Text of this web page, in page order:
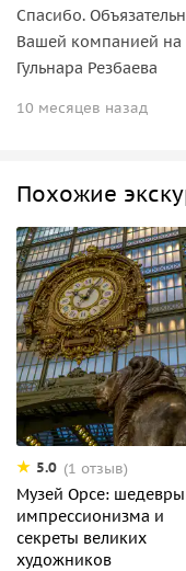
Спасибо.
Вашей компанией на
Гульнара Резбаева
10 месяцев назад
Похожие
5.0 (1 отзыв)
Музей Орсе: шедевры
импрессионизма и
секреты великих
художников